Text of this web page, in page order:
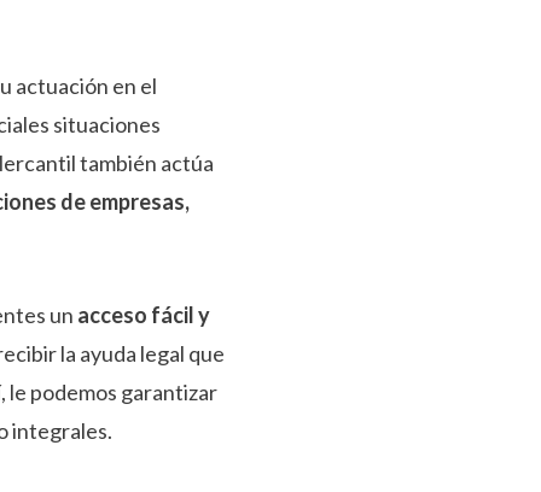
actuación en el
situaciones
también actúa
de empresas,
un acceso fácil y
la ayuda legal que
le podemos garantizar
integrales.